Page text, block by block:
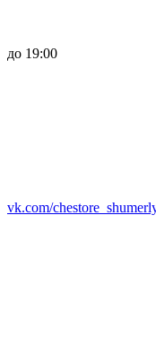
до 19:00
vk.com/